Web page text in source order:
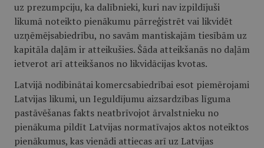
uz prezumpciju, ka dalībnieki, kuri nav izpildījuši
likumā noteikto pienākumu pārreģistrēt vai likvidēt
uzņēmējsabiedrību, no savām mantiskajām tiesībām uz
kapitāla daļām ir atteikušies. Šāda atteikšanās no daļām
ietverot arī atteikšanos no likvidācijas kvotas.
Latvijā nodibinātai komercsabiedrībai esot piemērojami
Latvijas likumi, un Ieguldījumu aizsardzības līguma
pastāvēšanas fakts neatbrīvojot ārvalstnieku no
pienākuma pildīt Latvijas normatīvajos aktos noteiktos
pienākumus, kas vienādi attiecas arī uz Latvijas